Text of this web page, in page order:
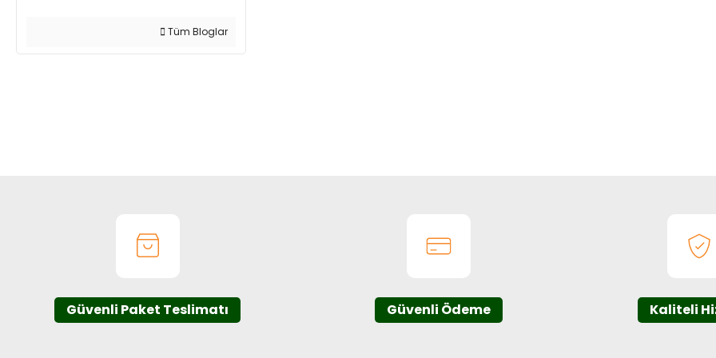
Tüm Bloglar
Güvenli Paket Teslimatı Güvenli Ödeme Kaliteli